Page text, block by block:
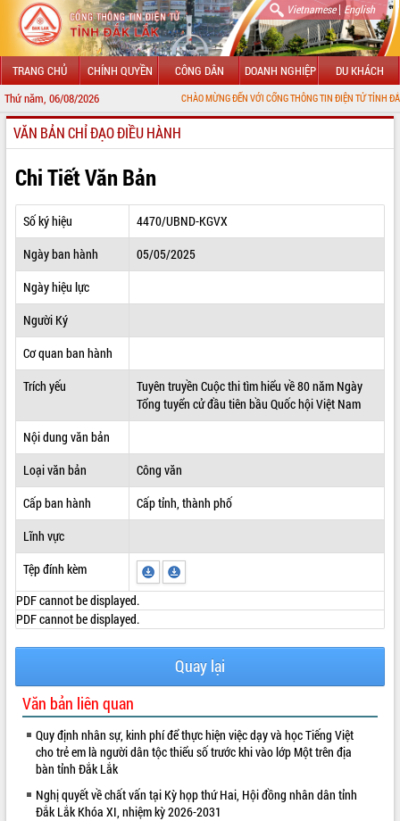
Vietnamese| English
TRANG CHỦ CHÍNH QUYỀN CÔNG DÂN DOANH NGHIỆP DU KHÁCH
Thứ năm, 06/08/2026 CHÀO MỪNG ĐẾN VỚI CỔNG THÔNG TIN ĐIỆN TỬ TỈNH ĐẮK LẮK
GIỚI THIỆU
LÃNH ĐẠO UBND TỈNH
TIN TỨC SỰ KIỆN
SỞ, BAN, NGÀNH
THÔNG TIN CHỈ ĐẠO ĐIỀU HÀNH
HỆ THỐNG VĂN BẢN
VĂN BẢN HĐND TỈNH
ĐIỂM TIN VĂN BẢN
VĂN BẢN CHỈ ĐẠO ĐIỀU HÀNH
Chi Tiết Văn Bản
Số ký hiệu
4470/UBND-KGVX
Ngày ban hành
05/05/2025
Ngày hiệu lực
Người Ký
Cơ quan ban hành
Trích yếu
Tuyên truyền Cuộc thi tìm hiểu về 80 năm Ngày
Tổng tuyển cử đầu tiên bầu Quốc hội Việt Nam
Nội dung văn bản
Loại văn bản
Công văn
Cấp ban hành
Cấp tỉnh, thành phố
Lĩnh vực
Tệp đính kèm
PDF cannot be displayed.
PDF cannot be displayed.
Quay lại
Văn bản liên quan
Quy định nhân sự, kinh phí để thực hiện việc dạy và học Tiếng Việt
cho trẻ em là người dân tộc thiểu số trước khi vào lớp Một trên địa
bàn tỉnh Đắk Lắk
Nghị quyết về chất vấn tại Kỳ họp thứ Hai, Hội đồng nhân dân tỉnh
Đắk Lắk Khóa XI, nhiệm kỳ 2026-2031